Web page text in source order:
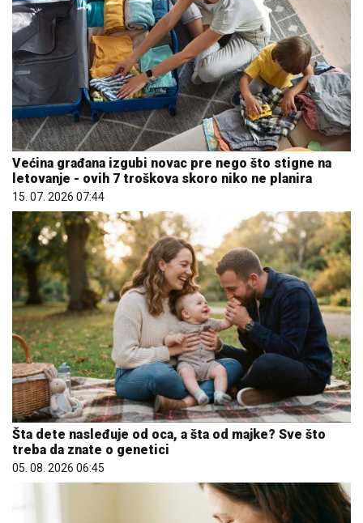
Većina građana izgubi novac pre nego što stigne na
letovanje - ovih 7 troškova skoro niko ne planira
15. 07. 2026 07:44
Šta dete nasleđuje od oca, a šta od majke? Sve što
treba da znate o genetici
05. 08. 2026 06:45